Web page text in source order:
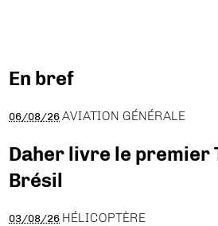
En bref
06/08/26 AVIATION GÉNÉRALE
Daher livre le premier
Brésil
03/08/26 HÉLICOPTÈRE